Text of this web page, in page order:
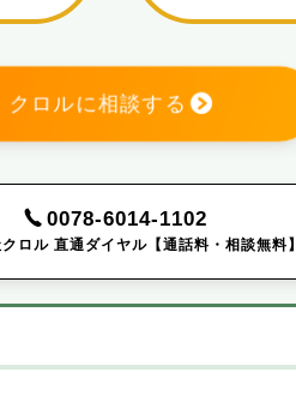
クロルに相談する
0078-6014-1102
ロル 直通ダイヤル【通話料・相談無料】